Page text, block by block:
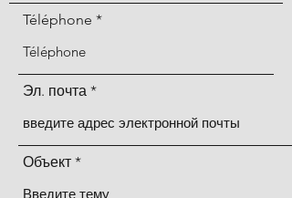
Téléphone
Эл. почта
Объект